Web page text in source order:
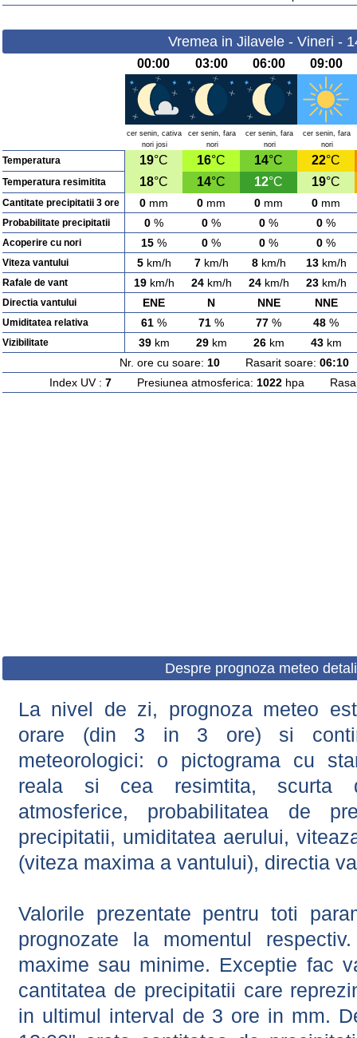
Vremea in Jilavele - Vineri -
00:00 03:00 06:00 09:00
cer senin, cativa
nori josi
cer senin, fara
nori
cer senin, fara
nori
cer senin, fara
nori
Temperatura 19°C 16°C 14°C 22°C
Temperatura resimitita 18°C 14°C 12°C 19°C
Cantitate precipitatii 3 ore 0 mm 0 mm 0 mm 0 mm
Probabilitate precipitatii 0 % 0 % 0 % 0 %
Acoperire cu nori 15 % 0 % 0 % 0 %
Viteza vantului 5km/h 7km/h 8km/h 13km/h
Rafale de vant 19km/h 24km/h 24km/h 23km/h
Directia vantului ENE N NNE NNE
Umiditatea relativa 61 % 71 % 77 % 48 %
Vizibilitate 39km 29km 26km 43km
Nr. ore cu soare: 10Rasarit soare: 06:10
Index UV : 7Presiunea atmosferica: 1022hpa
Despre prognoza meteo
La nivel de zi, prognoza meteo
orare (din 3 in 3 ore) si
meteorologici: o pictograma cu
reala si cea resimtita, scurta
atmosferice, probabilitatea de
precipitatii, umiditatea aerului,
(viteza maxima a vantului), directia
Valorile prezentate pentru toti
prognozate la momentul
maxime sau minime. Exceptie fac
cantitatea de precipitatii care
in ultimul interval de 3 ore in mm.